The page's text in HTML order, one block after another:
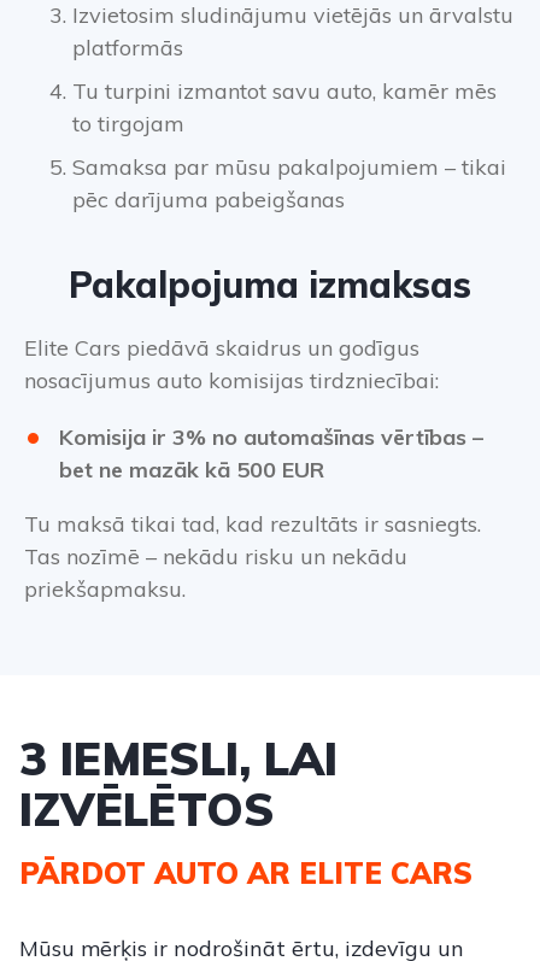
Izvietosim sludinājumu vietējās un ārvalstu
platformās
Tu turpini izmantot savu auto, kamēr mēs
to tirgojam
Samaksa par mūsu pakalpojumiem – tikai
pēc darījuma pabeigšanas
Pakalpojuma izmaksas
Elite Cars piedāvā skaidrus un godīgus
nosacījumus auto komisijas tirdzniecībai:
Komisija ir 3% no automašīnas vērtības –
bet ne mazāk kā 500 EUR
Tu maksā tikai tad, kad rezultāts ir sasniegts.
Tas nozīmē – nekādu risku un nekādu
priekšapmaksu.
3 IEMESLI, LAI
IZVĒLĒTOS
PĀRDOT AUTO AR ELITE CARS
Mūsu mērķis ir nodrošināt ērtu, izdevīgu un